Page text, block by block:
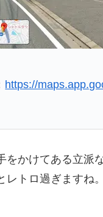
https://
をかけてある立派
レトロ過ぎますね。